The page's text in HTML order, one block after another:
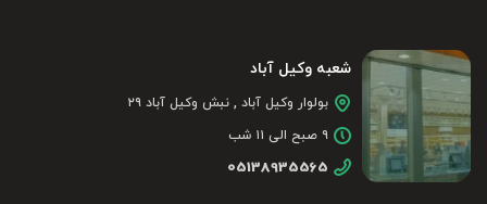
شعبه وکیل آباد
بولوار وکیل آباد , نبش وکیل آباد ۲۹
۹ صبح الی ۱۱ شب
05138935565